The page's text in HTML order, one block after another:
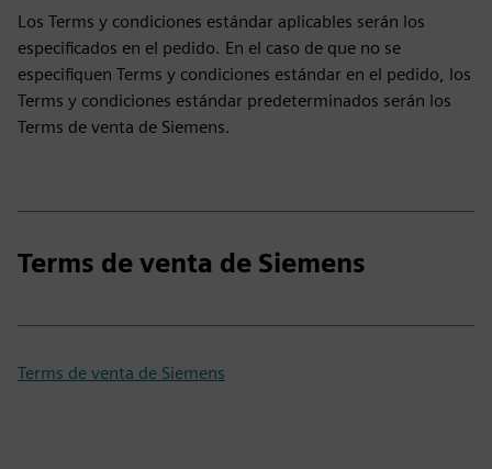
Los Terms y condiciones estándar aplicables serán los
especificados en el pedido. En el caso de que no se
especifiquen Terms y condiciones estándar en el pedido, los
Terms y condiciones estándar predeterminados serán los
Terms de venta de Siemens.
Terms de venta de Siemens
Terms de venta de Siemens